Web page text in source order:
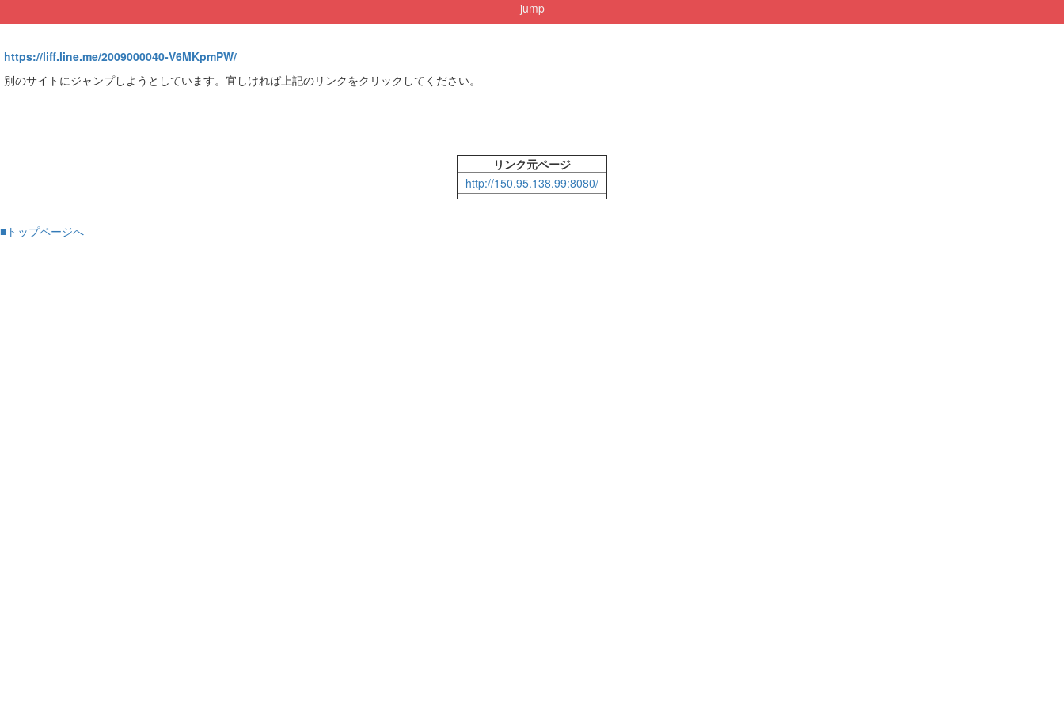
jump
https://liff.line.me/2009000040-V6MKpmPW/
別のサイトにジャンプしようとしています。宜しければ上記のリンクをクリックしてください。
リンク元ページ
http://150.95.138.99:8080/
■トップページへ